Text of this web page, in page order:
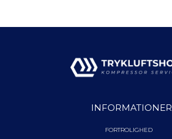
INFORMATIONER
FORTROLIGHED